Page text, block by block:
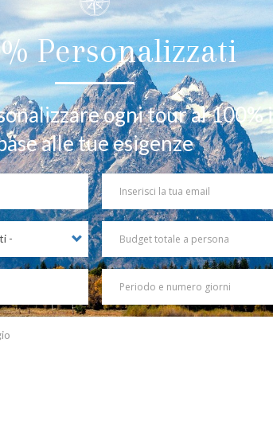
Personalizzati
ogni tour al 100%
alle tue esigenze
Your
Email
Budget
totale
a
persona
Periodo
e
numero